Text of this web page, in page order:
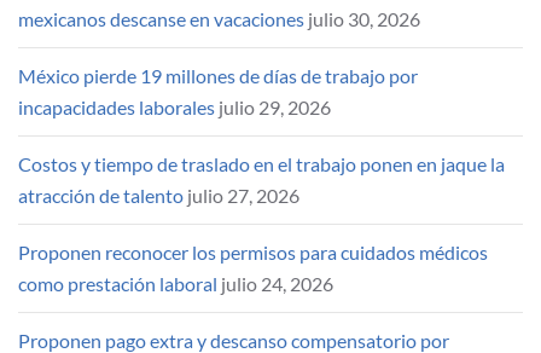
mexicanos descanse en vacaciones julio 30, 2026
México pierde 19 millones de días de trabajo por
incapacidades laborales julio 29, 2026
Costos y tiempo de traslado en el trabajo ponen en jaque la
atracción de talento julio 27, 2026
Proponen reconocer los permisos para cuidados médicos
como prestación laboral julio 24, 2026
Proponen pago extra y descanso compensatorio por